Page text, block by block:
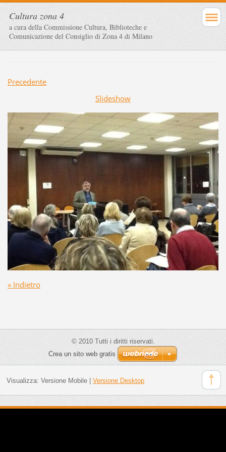
Cultura zona 4
a cura della Commissione Cultura, Biblioteche e
Comunicazione del Consiglio di Zona 4 di Milano
Precedente
Slideshow
« Indietro
© 2010 Tutti i diritti riservati.
Crea un sito web gratis
Visualizza: Versione Mobile| Versione Desktop